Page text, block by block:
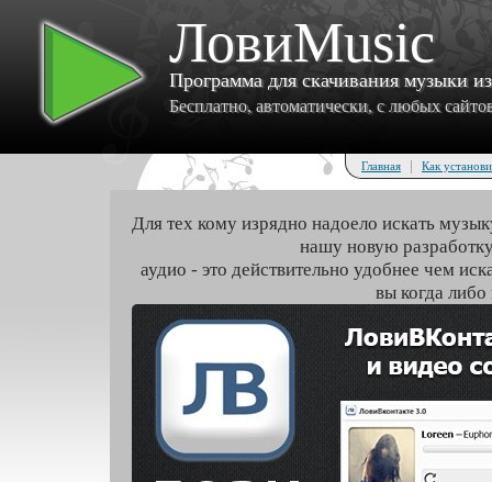
ЛовиMusic
Программа для скачивания музыки
Бесплатно, автоматически, с любых
Главная | Как
Для тех кому изрядно надоело искать
нашу новую
аудио - это действительно удобнее чем
вы когда либо